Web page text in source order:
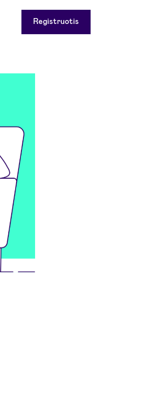
Registruotis